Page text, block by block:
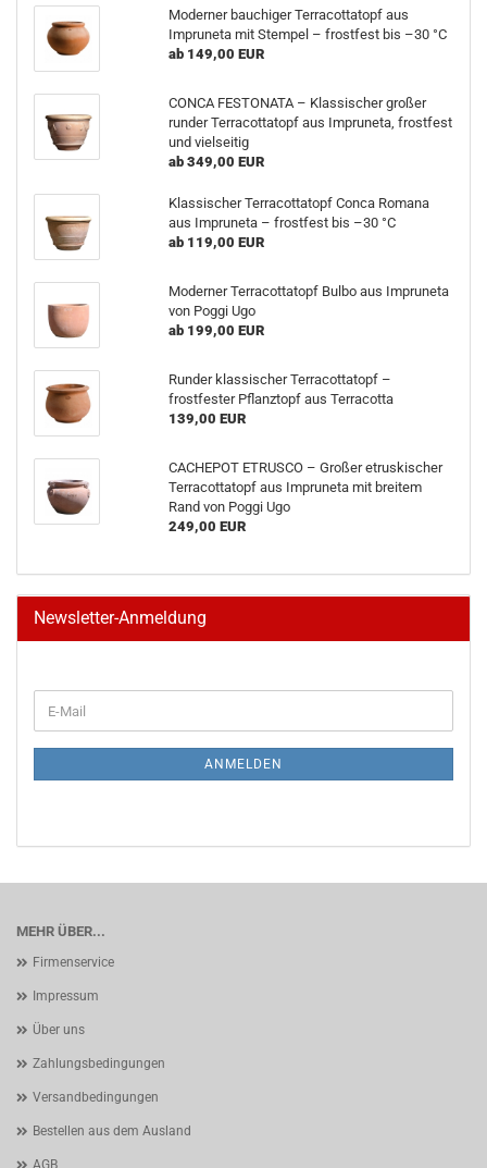
Moderner bauchiger Terracottatopf aus
Impruneta mit Stempel – frostfest bis –30 °C
ab 149,00 EUR
CONCA FESTONATA – Klassischer großer
runder Terracottatopf aus Impruneta, frostfest
und vielseitig
ab 349,00 EUR
Klassischer Terracottatopf Conca Romana
aus Impruneta – frostfest bis –30 °C
ab 119,00 EUR
Moderner Terracottatopf Bulbo aus Impruneta
von Poggi Ugo
ab 199,00 EUR
Runder klassischer Terracottatopf –
frostfester Pflanztopf aus Terracotta
139,00 EUR
CACHEPOT ETRUSCO – Großer etruskischer
Terracottatopf aus Impruneta mit breitem
Rand von Poggi Ugo
249,00 EUR
Newsletter-Anmeldung
ZUR
E-
Mail
ANMELDEN
MEHR ÜBER...
Firmenservice
Impressum
Über uns
Zahlungsbedingungen
Versandbedingungen
Bestellen aus dem Ausland